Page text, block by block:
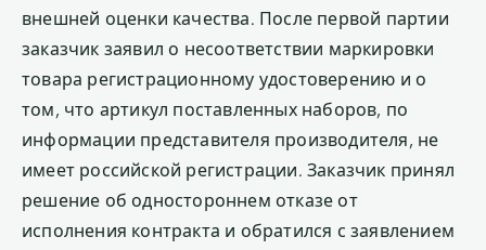
внешней оценки качества. После первой партии
заказчик заявил о несоответствии маркировки
товара регистрационному удостоверению и о
том, что артикул поставленных наборов, по
информации представителя производителя, не
имеет российской регистрации. Заказчик принял
решение об одностороннем отказе от
исполнения контракта и обратился с заявлением